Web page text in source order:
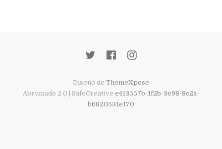
Diseño de ThemeXpose
Abrumado 2.0 | SafeCreative e413557b-1f2b-3e98-8c2a-
b6820531e170